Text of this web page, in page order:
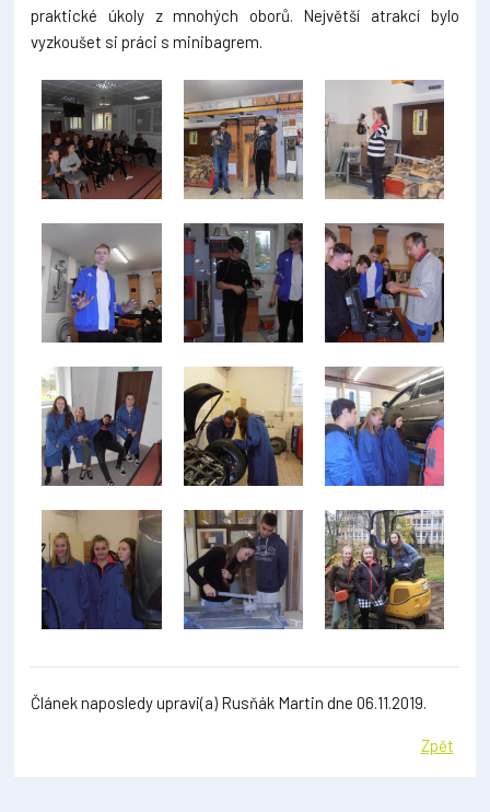
praktické úkoly z mnohých oborů. Největší atrakcí bylo
vyzkoušet si práci s minibagrem.
Článek naposledy upravi(a) Rusňák Martin dne 06.11.2019.
Zpět